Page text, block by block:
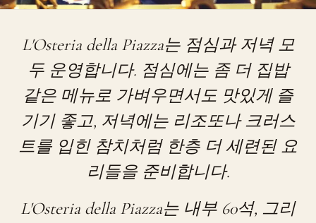
L'Osteria della Piazza는 점심과 저녁 모
두 운영합니다. 점심에는 좀 더 집밥
같은 메뉴로 가벼우면서도 맛있게 즐
기기 좋고, 저녁에는 리조또나 크러스
트를 입힌 참치처럼 한층 더 세련된 요
리들을 준비합니다.
L'Osteria della Piazza는 내부 60석, 그리